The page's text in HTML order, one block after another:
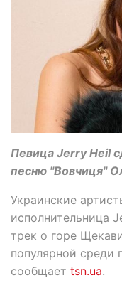
Певица Jerry Heil
песню "Вовчиця"
Украинские
исполнительница
трек о горе
популярной среди
сообщает tsn.ua.